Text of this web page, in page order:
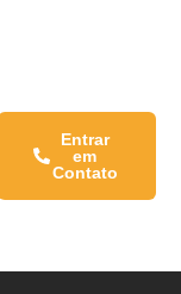
Entrar
em
Contato